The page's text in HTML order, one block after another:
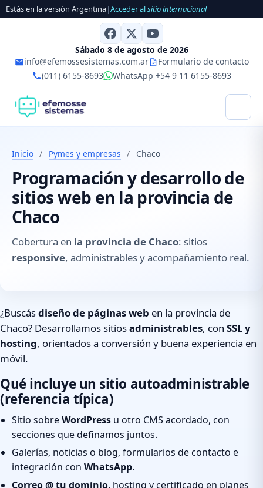
Estás en la versión Argentina|Acceder alsitio internacional
Sábado 8 de agosto de 2026
info@efemossesistemas.com.ar
Formulario de contacto
(011) 6155-8693
WhatsApp +54 9 11 6155-8693
Inicio / Pymes y empresas / Chaco
Programación y desarrollo de
sitios web en la provincia de
Chaco
Cobertura en la provincia de Chaco: sitios
responsive, administrables y acompañamiento real.
¿Buscásdiseño de páginas web en la provincia de
Chaco? Desarrollamos sitiosadministrables, con SSL y
hosting, orientados a conversión y buena experiencia en
móvil.
Qué incluye un sitio autoadministrable
(referencia típica)
Sitio sobreWordPress u otro CMS acordado, con
secciones que definamos juntos.
Galerías, noticias o blog, formularios de contacto e
integración con WhatsApp.
Correo @ tu dominio, hosting y certificado en planes